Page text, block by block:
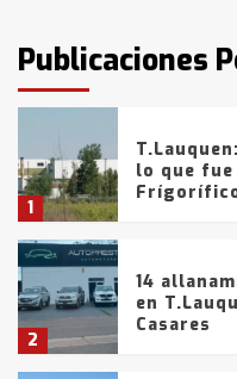
Publicaciones
fueron
tarde del
1
lo que
2
14
en
Casares